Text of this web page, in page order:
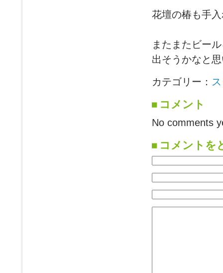
花壇の椿も手
またまたビー
出そうかなと
カテゴリー：
コメント
No comments
コメントを